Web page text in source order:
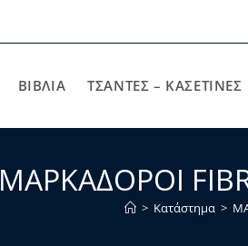
ΒΙΒΛΙΑ ΤΣΑΝΤΕΣ – ΚΑΣΕΤΙΝΕΣ
ΜΑΡΚΑΔΟΡΟΙ
> Κατάστημα >